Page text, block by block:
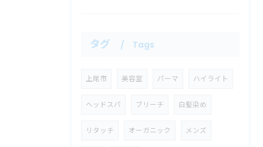
タグ Tags
上尾市 美容室 パーマ ハイライト
ヘッドスパ ブリーチ 白髪染め
リタッチ オーガニック メンズ